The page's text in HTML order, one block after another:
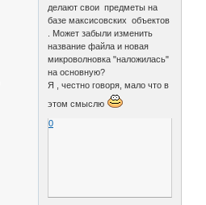
делают свои предметы на
базе максисовских объектов
. Может забыли изменить
название файла и новая
микроволновка "наложилась"
на основную?
Я , честно говоря, мало что в
этом смыслю
0